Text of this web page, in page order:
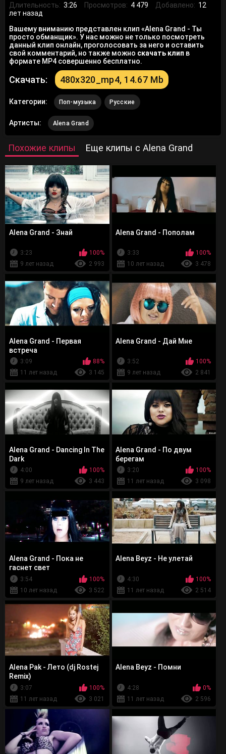
Длительность: 3:26 Просмотров: 4 479 Добавлено: 12
лет назад
Вашему вниманию представлен клип «Alena Grand - Ты
просто обманщик». У нас можно не только посмотреть
данный клип онлайн, проголосовать за него и оставить
свой комментарий, но также можно скачать клип в
формате MP4 совершенно бесплатно.
Скачать: 480x320_mp4, 14.67 Mb
Категории: Поп-музыка Русские
Артисты: Alena Grand
Похожие клипы Еще клипы с Alena Grand
Alena Grand - Знай
3:23
100%
9 лет назад
2 993
Alena Grand - Пополам
3:33
100%
10 лет назад
3 478
Alena Grand - Первая
встреча
3:09
88%
11 лет назад
3 145
Alena Grand - Дай Мне
3:52
100%
9 лет назад
2 841
Alena Grand - Dancing In The
Dark
4:00
100%
9 лет назад
3 443
Alena Grand - По двум
берегам
3:20
100%
11 лет назад
3 098
Alena Grand - Пока не
гаснет свет
3:54
100%
10 лет назад
3 522
Alena Beyz - Не улетай
4:30
100%
11 лет назад
2 514
Alena Pak - Лето (dj Rostej
Remix)
3:07
100%
11 лет назад
3 021
Alena Beyz - Помни
4:28
0%
11 лет назад
2 596